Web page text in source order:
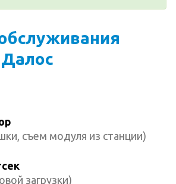
съем модуля из станции)
загрузки)